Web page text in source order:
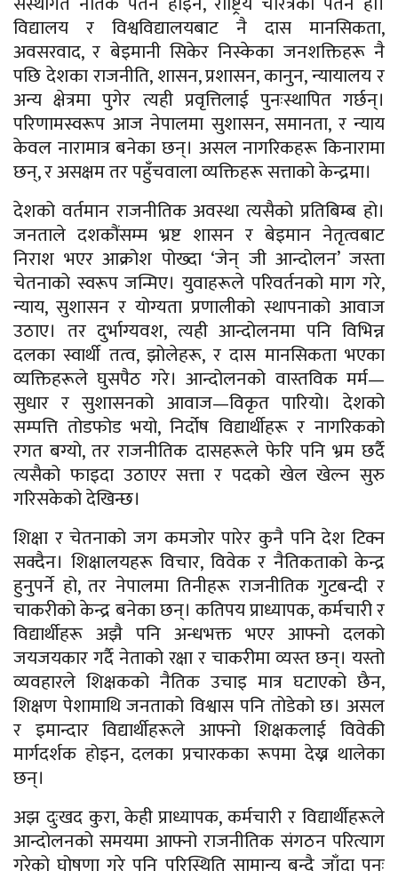
विद्यालय र विश्वविद्यालयबाट नै दास मानसिकता,
अवसरवाद, र बेइमानी सिकेर निस्केका जनशक्तिहरू नै
पछि देशका राजनीति, शासन, प्रशासन, कानुन, न्यायालय र
अन्य क्षेत्रमा पुगेर त्यही प्रवृत्तिलाई पुनःस्थापित गर्छन्।
परिणामस्वरूप आज नेपालमा सुशासन, समानता, र न्याय
केवल नारामात्र बनेका छन्। असल नागरिकहरू किनारामा
छन्, र असक्षम तर पहुँचवाला व्यक्तिहरू सत्ताको केन्द्रमा।
देशको वर्तमान राजनीतिक अवस्था त्यसैको प्रतिबिम्ब हो।
जनताले दशकौंसम्म भ्रष्ट शासन र बेइमान नेतृत्वबाट
निराश भएर आक्रोश पोख्दा ‘जेन् जी आन्दोलन’ जस्ता
चेतनाको स्वरूप जन्मिए। युवाहरूले परिवर्तनको माग गरे,
न्याय, सुशासन र योग्यता प्रणालीको स्थापनाको आवाज
उठाए। तर दुर्भाग्यवश, त्यही आन्दोलनमा पनि विभिन्न
दलका स्वार्थी तत्व, झोलेहरू, र दास मानसिकता भएका
व्यक्तिहरूले घुसपैठ गरे। आन्दोलनको वास्तविक मर्म—
सुधार र सुशासनको आवाज—विकृत पारियो। देशको
सम्पत्ति तोडफोड भयो, निर्दोष विद्यार्थीहरू र नागरिकको
रगत बग्यो, तर राजनीतिक दासहरूले फेरि पनि भ्रम छर्दै
त्यसैको फाइदा उठाएर सत्ता र पदको खेल खेल्न सुरु
गरिसकेको देखिन्छ।
शिक्षा र चेतनाको जग कमजोर पारेर कुनै पनि देश टिक्न
सक्दैन। शिक्षालयहरू विचार, विवेक र नैतिकताको केन्द्र
हुनुपर्ने हो, तर नेपालमा तिनीहरू राजनीतिक गुटबन्दी र
चाकरीको केन्द्र बनेका छन्। कतिपय प्राध्यापक, कर्मचारी र
विद्यार्थीहरू अझै पनि अन्धभक्त भएर आफ्नो दलको
जयजयकार गर्दै नेताको रक्षा र चाकरीमा व्यस्त छन्। यस्तो
व्यवहारले शिक्षकको नैतिक उचाइ मात्र घटाएको छैन,
शिक्षण पेशामाथि जनताको विश्वास पनि तोडेको छ। असल
र इमान्दार विद्यार्थीहरूले आफ्नो शिक्षकलाई विवेकी
मार्गदर्शक होइन, दलका प्रचारकका रूपमा देख्न थालेका
छन्।
अझ दुःखद कुरा, केही प्राध्यापक, कर्मचारी र विद्यार्थीहरूले
आन्दोलनको समयमा आफ्नो राजनीतिक संगठन परित्याग